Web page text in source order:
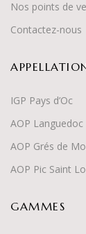
Nos points de
Contactez-nous
IGP Pays d’Oc
AOP Languedoc
AOP Grés de
AOP Pic Saint
GAMMES